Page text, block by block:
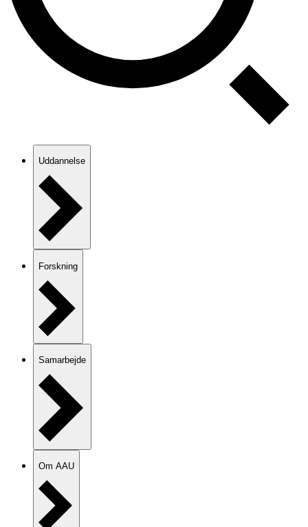
Uddannelse
Forskning
Samarbejde
Om AAU